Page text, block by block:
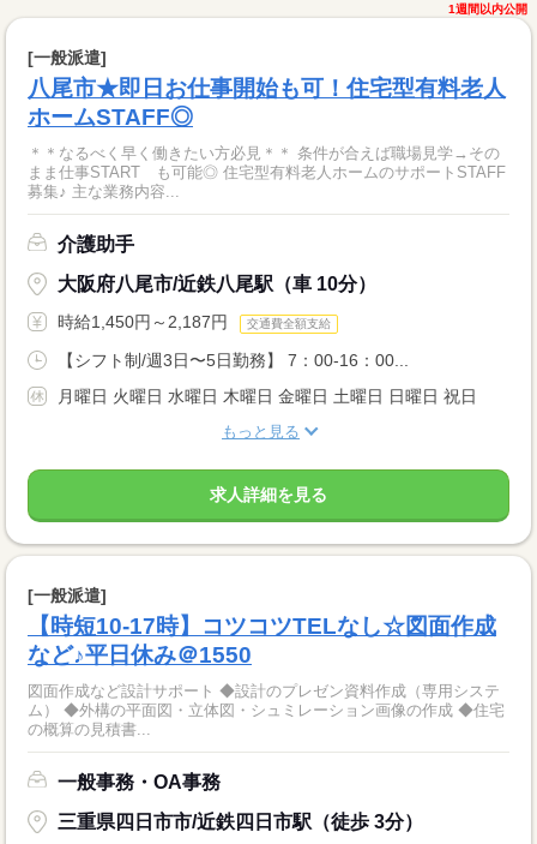
1週間以内公開
[一般派遣]
八尾市★即日お仕事開始も可！住宅型有料老人
ホームSTAFF◎
＊＊なるべく早く働きたい方必見＊＊ 条件が合えば職場見学→その
まま仕事START も可能◎ 住宅型有料老人ホームのサポートSTAFF
募集♪ 主な業務内容...
介護助手
大阪府八尾市/近鉄八尾駅（車 10分）
時給1,450円～2,187円 交通費全額支給
【シフト制/週3日〜5日勤務】 7：00-16：00...
月曜日 火曜日 水曜日 木曜日 金曜日 土曜日 日曜日 祝日
もっと見る
求人詳細を見る
[一般派遣]
【時短10-17時】コツコツTELなし☆図面作成
など♪平日休み＠1550
図面作成など設計サポート ◆設計のプレゼン資料作成（専用システ
ム） ◆外構の平面図・立体図・シュミレーション画像の作成 ◆住宅
の概算の見積書...
一般事務・OA事務
三重県四日市市/近鉄四日市駅（徒歩 3分）